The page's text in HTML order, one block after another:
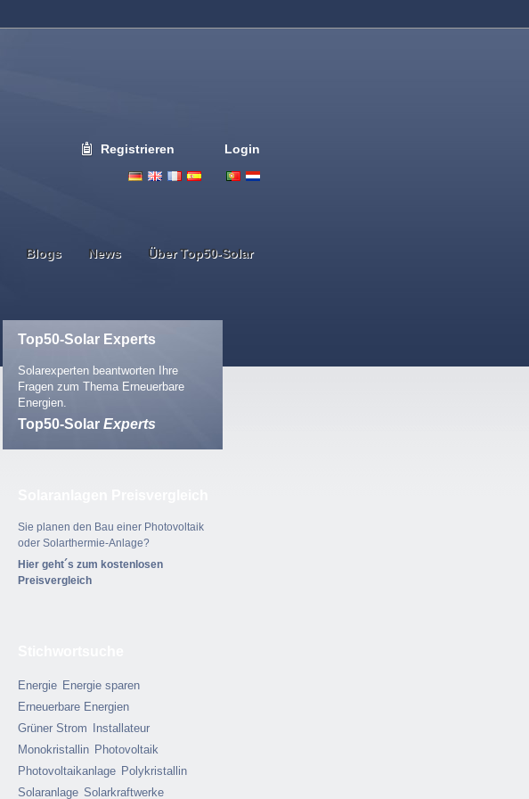
Registrieren Login
Blogs News Über Top50-Solar
Top50-Solar Experts
Solarexperten beantworten Ihre
Fragen zum Thema Erneuerbare
Energien.
Top50-Solar Experts
Sie planen den Bau einer Photovoltaik
oder Solarthermie-Anlage?
Hier geht´s zum kostenlosen
Preisvergleich
Energie Energie sparen
Erneuerbare Energien
Grüner Strom
Installateur
Monokristallin Photovoltaik
Photovoltaikanlage Polykristallin
Solaranlage Solarkraftwerke